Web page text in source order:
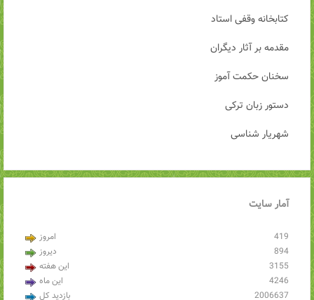
کتابخانه وقفی استاد
مقدمه بر آثار دیگران
سخنان حکمت آموز
دستور زبان ترکی
شهریار شناسی
آمارسایت
امروز
419
دیروز
894
این هفته
3155
این ماه
4246
بازدید کل
2006637